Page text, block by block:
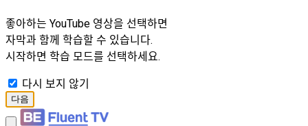
좋아하는 YouTube 영상을 선택하면
자막과 함께 학습할 수 있습니다.
시작하면 학습 모드를 선택하세요.
다시 보지 않기
다음